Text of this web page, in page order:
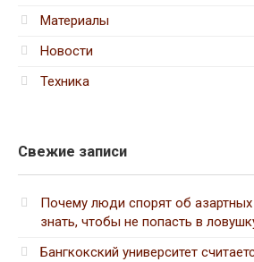
Материалы
Новости
Техника
Свежие записи
Почему люди спорят об азартных
знать, чтобы не попасть в
Бангкокский университет